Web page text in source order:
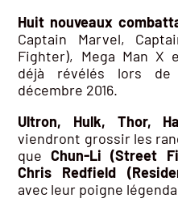
Huit nouveaux
Captain Marvel,
Fighter), Mega Man X
déjà révélés lors
décembre 2016.
Ultron, Hulk, Thor,
viendront grossir les
queChun-Li (Street
Chris Redfield
avec leur poigne